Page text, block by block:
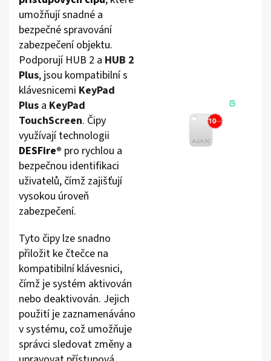
umožňují snadné a
bezpečné spravování
zabezpečení objektu.
Podporují HUB 2 a HUB 2
Plus, jsou kompatibilní s
klávesnicemi KeyPad
Plus a KeyPad
TouchScreen. Čipy
využívají technologii
DESFire® pro rychlou a
bezpečnou identifikaci
uživatelů, čímž zajišťují
vysokou úroveň
zabezpečení.
Tyto čipy lze snadno
přiložit ke čtečce na
kompatibilní klávesnici,
čímž je systém aktivován
nebo deaktivován. Jejich
použití je zaznamenáváno
v systému, což umožňuje
správci sledovat změny a